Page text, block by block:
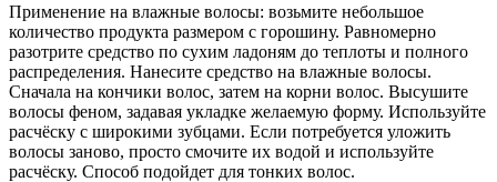
Применение на влажные волосы: возьмите небольшое
количество продукта размером с горошину. Равномерно
разотрите средство по сухим ладоням до теплоты и полного
распределения. Нанесите средство на влажные волосы.
Сначала на кончики волос, затем на корни волос. Высушите
волосы феном, задавая укладке желаемую форму. Используйте
расчёску с широкими зубцами. Если потребуется уложить
волосы заново, просто смочите их водой и используйте
расчёску. Способ подойдет для тонких волос.